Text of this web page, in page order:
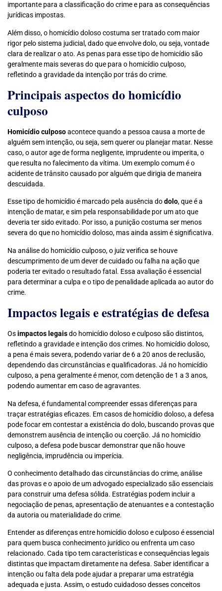
importante para a classificação do crime e para as consequências
jurídicas impostas.
Além disso, o homicídio doloso costuma ser tratado com maior
rigor pelo sistema judicial, dado que envolve dolo, ou seja, vontade
clara de realizar o ato. As penas para esse tipo de homicídio são
geralmente mais severas do que para o homicídio culposo,
refletindo a gravidade da intenção por trás do crime.
Principais aspectos do homicídio
culposo
Homicídio culposoacontece quando a pessoa causa a morte de
alguém sem intenção, ou seja, sem querer ou planejar matar. Nesse
caso, o autor age de forma negligente, imprudente ou imperita, o
que resulta no falecimento da vítima. Um exemplo comum é o
acidente de trânsito causado por alguém que dirigia de maneira
descuidada.
Esse tipo de homicídio é marcado pela ausência dodolo, que é a
intenção de matar, e sim pela responsabilidade por um ato que
deveria ter sido evitado. Por isso, a punição costuma ser menos
severa do que no homicídio doloso, mas ainda assim é significativa.
Na análise do homicídio culposo, o juiz verifica se houve
descumprimento de um dever de cuidado ou falha na ação que
poderia ter evitado o resultado fatal. Essa avaliação é essencial
para determinar a culpa e o tipo de penalidade aplicada ao autor do
crime.
Impactos legais e estratégias de defesa
Osimpactos legaisdo homicídio doloso e culposo são distintos,
refletindo a gravidade e intenção dos crimes. No homicídio doloso,
a pena é mais severa, podendo variar de 6 a 20 anos de reclusão,
dependendo das circunstâncias e qualificadoras. Já no homicídio
culposo, a pena geralmente é menor, com detenção de 1 a 3 anos,
podendo aumentar em caso de agravantes.
Na defesa, é fundamental compreender essas diferenças para
traçar estratégias eficazes. Em casos de homicídio doloso, a defesa
pode focar em contestar a existência do dolo, buscando provas que
demonstrem ausência de intenção ou coerção. Já no homicídio
culposo, a defesa pode buscar demonstrar que não houve
negligência, imprudência ou imperícia.
O conhecimento detalhado das circunstâncias do crime, análise
das provas e o apoio de um advogado especializado são essenciais
para construir uma defesa sólida. Estratégias podem incluir a
negociação de penas, apresentação de atenuantes e a contestação
da autoria ou materialidade do crime.
Entender as diferenças entre homicídio doloso e culposo é essencial
para quem busca conhecimento jurídico ou enfrenta um caso
relacionado. Cada tipo tem características e consequências legais
distintas que impactam diretamente na defesa. Saber identificar a
intenção ou falta dela pode ajudar a preparar uma estratégia
adequada e justa. Assim, o estudo cuidadoso desses conceitos